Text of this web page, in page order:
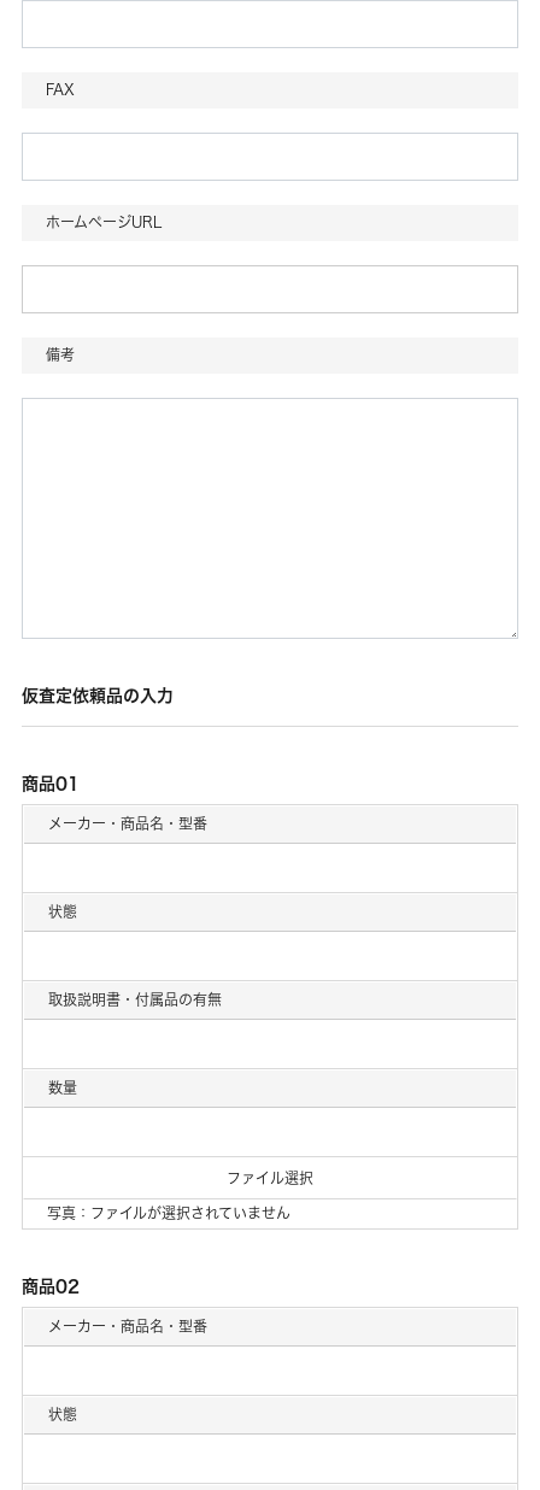
FAX
ホームページURL
備考
仮査定依頼品の入力
商品01
メーカー・商品名・型番
状態
取扱説明書・付属品の有無
数量
ファイル選択
写真：ファイルが選択されていません
商品02
メーカー・商品名・型番
状態